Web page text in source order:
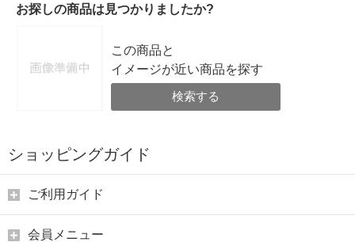
お探しの商品は見つかりましたか?
この商品と
イメージが近い商品を探す
検索する
ショッピングガイド
ご利用ガイド
会員メニュー